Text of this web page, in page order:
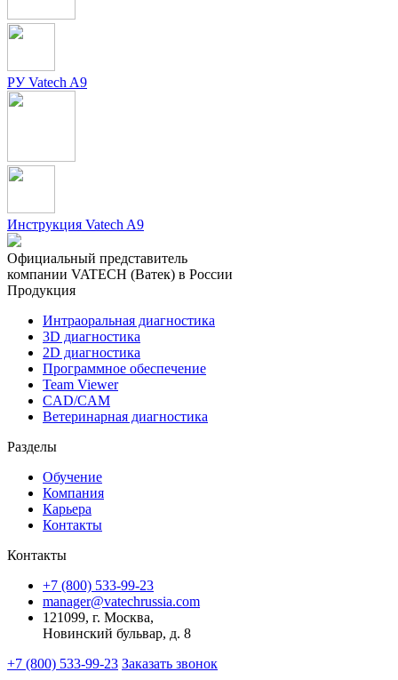
РУ Vatech A9
Инструкция Vatech A9
Официальный представитель
компании VATECH (Ватек) в России
Продукция
Интраоральная диагностика
3D диагностика
2D диагностика
Программное обеспечение
Team Viewer
CAD/CAM
Ветеринарная диагностика
Разделы
Обучение
Компания
Карьера
Контакты
Контакты
+7 (800) 533-99-23
manager@vatechrussia.com
121099, г. Москва,
Новинский бульвар, д. 8
+7 (800) 533-99-23 Заказать звонок